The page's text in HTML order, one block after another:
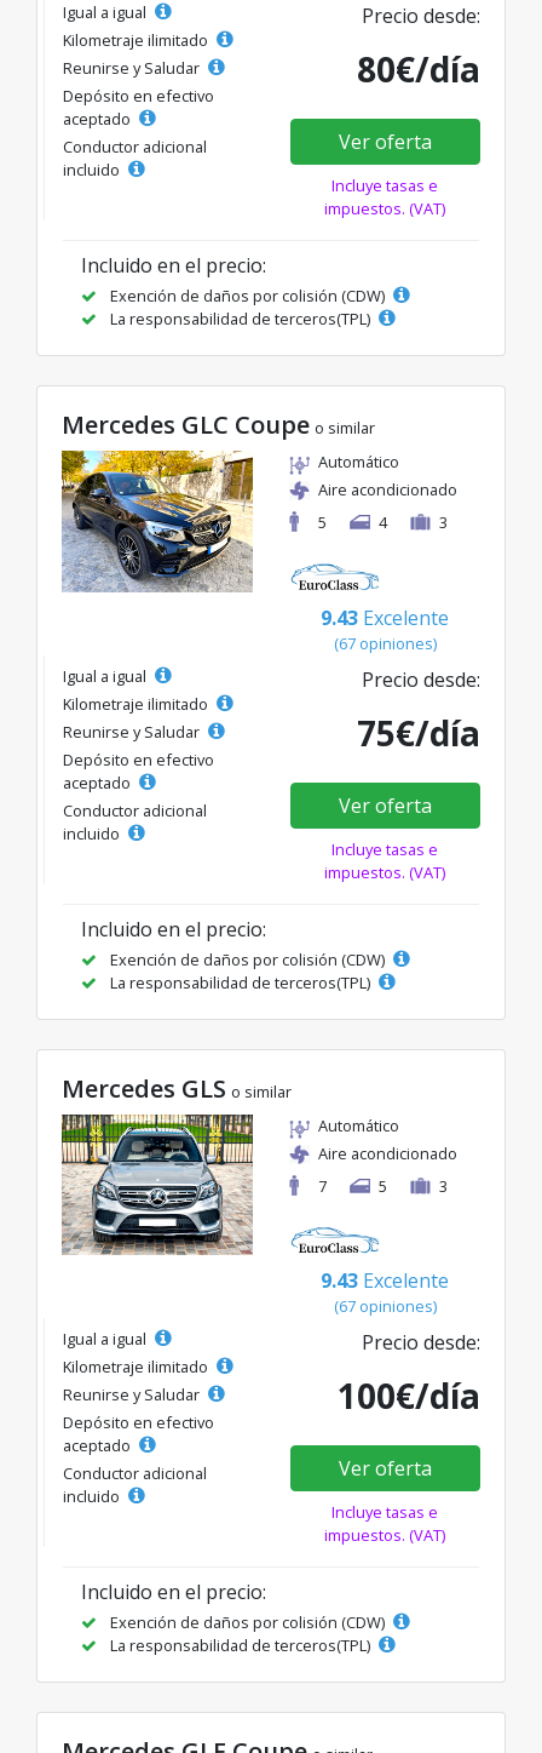
Igual a igual
Kilometraje ilimitado
Reunirse y Saludar
Depósito en efectivo
aceptado
Conductor adicional
incluido
Precio desde:
80€/día
Ver oferta
Incluye tasas e
impuestos. (VAT)
Incluido en el precio:
Exención de daños por colisión (CDW)
La responsabilidad de terceros(TPL)
Mercedes GLC Coupe o similar
Automático
Aire acondicionado
5
4 3
9.43 Excelente
(67 opiniones)
Igual a igual
Kilometraje ilimitado
Reunirse y Saludar
Depósito en efectivo
aceptado
Conductor adicional
incluido
Precio desde:
75€/día
Ver oferta
Incluye tasas e
impuestos. (VAT)
Incluido en el precio:
Exención de daños por colisión (CDW)
La responsabilidad de terceros(TPL)
Mercedes GLS o similar
Automático
Aire acondicionado
7
5 3
9.43 Excelente
(67 opiniones)
Igual a igual
Kilometraje ilimitado
Reunirse y Saludar
Depósito en efectivo
aceptado
Conductor adicional
incluido
Precio desde:
100€/día
Ver oferta
Incluye tasas e
impuestos. (VAT)
Incluido en el precio:
Exención de daños por colisión (CDW)
La responsabilidad de terceros(TPL)